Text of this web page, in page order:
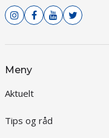
Meny
Aktuelt
Tips og råd